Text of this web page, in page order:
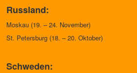
Russland:
Moskau (19. – 24. November)
St. Petersburg (18. – 20. Oktober)
Schweden: